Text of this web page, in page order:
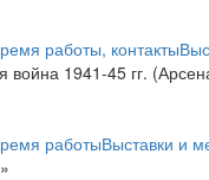
работы, контакты
война 1941-45 гг.
работыВыставки и